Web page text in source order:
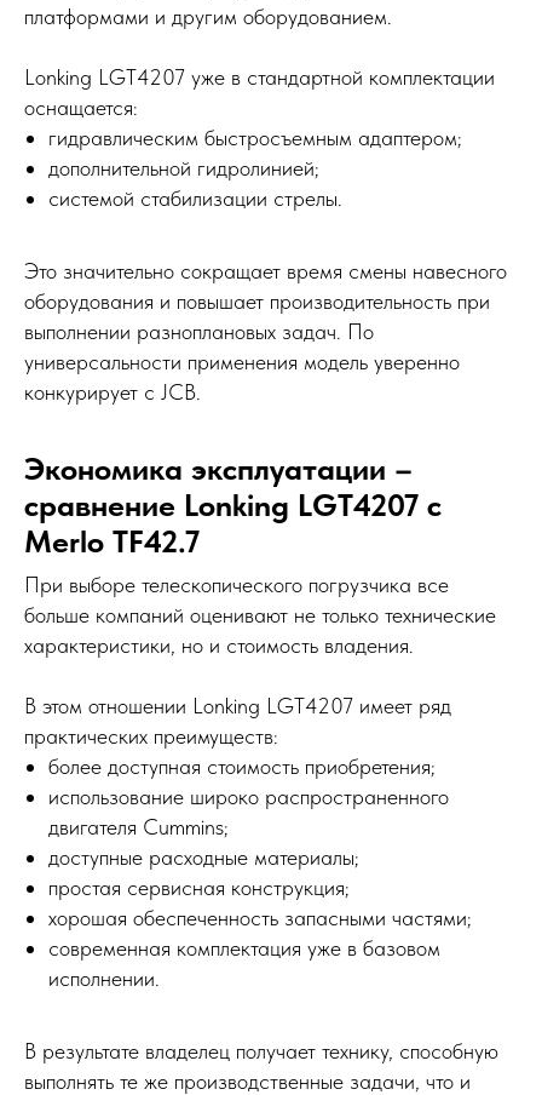
платформами и другим оборудованием.
Lonking LGT4207 уже в стандартной комплектации
оснащается:
гидравлическим быстросъемным адаптером;
дополнительной гидролинией;
системой стабилизации стрелы.
Это значительно сокращает время смены навесного
оборудования и повышает производительность при
выполнении разноплановых задач. По
универсальности применения модель уверенно
конкурирует с JCB.
Экономика эксплуатации –
сравнение Lonking LGT4207 с
Merlo TF42.7
При выборе телескопического погрузчика все
больше компаний оценивают не только технические
характеристики, но и стоимость владения.
В этом отношении Lonking LGT4207 имеет ряд
практических преимуществ:
более доступная стоимость приобретения;
использование широко распространенного
двигателя Cummins;
доступные расходные материалы;
простая сервисная конструкция;
хорошая обеспеченность запасными частями;
современная комплектация уже в базовом
исполнении.
В результате владелец получает технику, способную
выполнять те же производственные задачи, что и